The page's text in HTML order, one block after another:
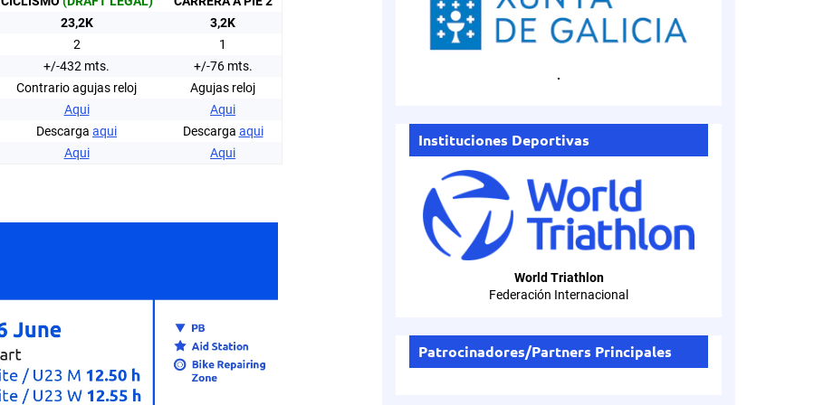
23,2K
3,2K
2
1
+/-432 mts.
+/-76 mts.
Contrario agujas reloj
Agujas reloj
Aqui
Aqui
Descarga aqui Descarga aqui
Aqui Aqui
.
Instituciones Deportivas
World Triathlon
Federación Internacional
Patrocinadores/Partners Principales